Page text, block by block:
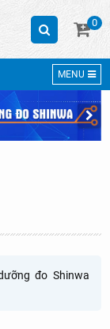
0
MENU
đo Shinwa